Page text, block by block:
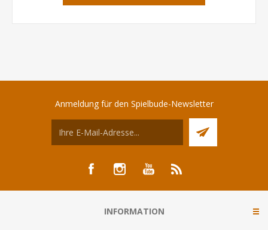
Anmeldung für den Spielbude-Newsletter
INFORMATION